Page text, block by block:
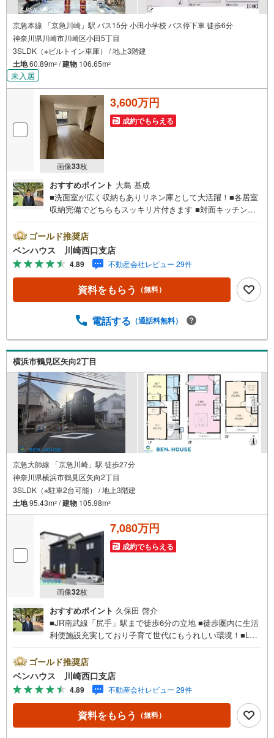
京急本線 「京急川崎」駅 バス15分 小田小学校 バス停下車 徒歩6分
神奈川県川崎市川崎区小田5丁目
3SLDK（※ビルトイン車庫） / 地上3階建
土地60.89m2 /建物 106.65m2
未入居
画像33枚
3,600万円
成約でもらえる
おすすめポイント 大島 基成
■洗面室が広く収納もありリネン庫として大活躍！■各居室
収納完備でどちらもスッキリ片付きます ■対面キッチンで
付けもラクラク ■ご見学をご希望のお客様、平日・休日問
わず ご対応させていただきます。■また、オンライン案
内・相談などにも対応しております。 どうぞ お気軽に
ご連絡下さい。その他にも・・・●「この物件以外にも何件
か一緒に物件を見てみたい」●「私はローンいくら借りられ
るのだろう？」●「買替えなので、自宅がいくらで売却でき
「頭金は、どれくらいないと買えないの？」●「自営業者は
らないことばかり・・・。ご安心ください!!お力になれる事
がございましたら、誠心誠意 お手伝いをさせていただきま
す。【ベンハウス】にお任せ下さい！
ゴールド推奨店
ベンハウス 川崎西口支店
4.89 不動産会社レビュー 29件
資料をもらう （無料）
電話する （通話料無料）
横浜市鶴見区矢向2丁目
京急大師線 「京急川崎」駅 徒歩27分
神奈川県横浜市鶴見区矢向2丁目
3SLDK（※駐車2台可能） / 地上3階建
土地95.43m2 /建物 105.98m2
画像32枚
7,080万円
成約でもらえる
おすすめポイント 久保田 啓介
■JR南武線「尻手」駅まで徒歩6分の立地 ■徒歩圏内に生活
利便施設充実しており子育て世代にもうれしい環境！■LDK
■ご見学をご希望のお客様、平日・休日問わず ご対応させ
ていただきます。■また、オンライン案内・相談などにも対
応しております。 どうぞ お気軽にご連絡下さい。その
他にも・・・●「この物件以外にも何件か一緒に物件を見て
みたい」●「私はローンいくら借りられるのだろう？」●
「買替えなので、自宅がいくらで売却できるか知りたい」
ゴールド推奨店
ベンハウス 川崎西口支店
4.89 不動産会社レビュー 29件
資料をもらう （無料）